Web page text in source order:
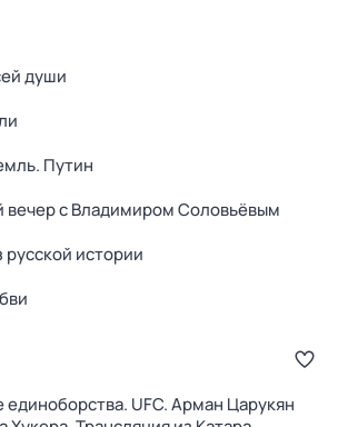
души
Путин
вечер с Владимиром Соловьёвым
русской истории
UFC. Арман Царукян